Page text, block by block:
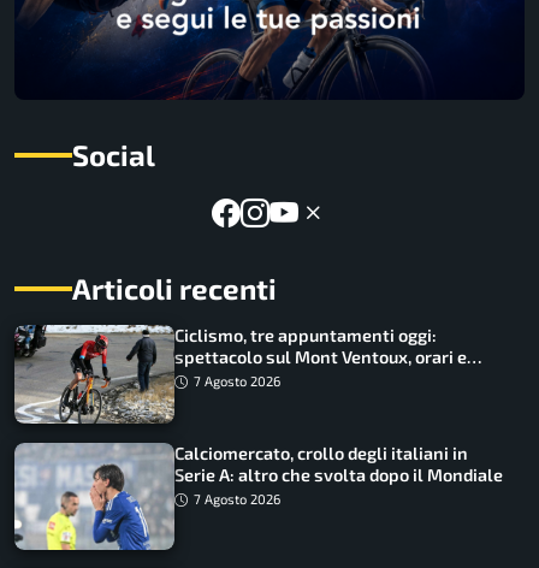
Social
Articoli recenti
Ciclismo, tre appuntamenti oggi:
spettacolo sul Mont Ventoux, orari e
come vederli
7 Agosto 2026
Calciomercato, crollo degli italiani in
Serie A: altro che svolta dopo il Mondiale
7 Agosto 2026